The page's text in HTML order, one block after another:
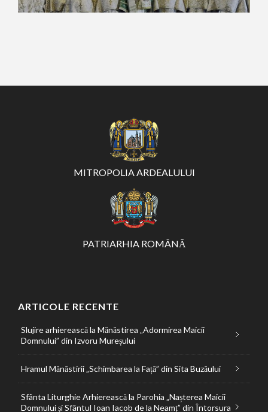
MITROPOLIA ARDEALULUI
PATRIARHIA ROMÂNĂ
ARTICOLE RECENTE
Slujire arhierească la Mănăstirea „Adormirea Maicii
Domnului” din Izvoru Mureșului
Hramul Mănăstirii „Schimbarea la Față” din Sita Buzăului
Sfânta Liturghie Arhierească la Parohia „Nașterea Maicii
Domnului și Sfântul Ioan Iacob de la Neamț” din Întorsura